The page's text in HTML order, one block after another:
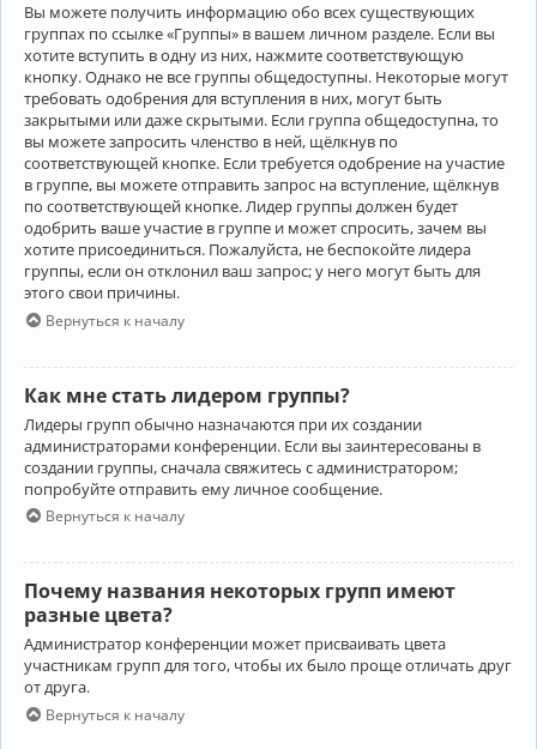
Вы можете получить информацию обо всех существующих
группах по ссылке «Группы» в вашем личном разделе. Если вы
хотите вступить в одну из них, нажмите соответствующую
кнопку. Однако не все группы общедоступны. Некоторые могут
требовать одобрения для вступления в них, могут быть
закрытыми или даже скрытыми. Если группа общедоступна, то
вы можете запросить членство в ней, щёлкнув по
соответствующей кнопке. Если требуется одобрение на участие
в группе, вы можете отправить запрос на вступление, щёлкнув
по соответствующей кнопке. Лидер группы должен будет
одобрить ваше участие в группе и может спросить, зачем вы
хотите присоединиться. Пожалуйста, не беспокойте лидера
группы, если он отклонил ваш запрос; у него могут быть для
этого свои причины.
Вернуться к началу
Как мне стать лидером группы?
Лидеры групп обычно назначаются при их создании
администраторами конференции. Если вы заинтересованы в
создании группы, сначала свяжитесь с администратором;
попробуйте отправить ему личное сообщение.
Вернуться к началу
Почему названия некоторых групп имеют
разные цвета?
Администратор конференции может присваивать цвета
участникам групп для того, чтобы их было проще отличать друг
от друга.
Вернуться к началу